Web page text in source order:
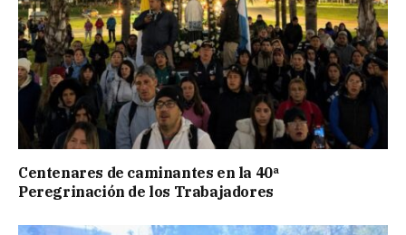
Centenares de caminantes en la 40ª
Peregrinación de los Trabajadores